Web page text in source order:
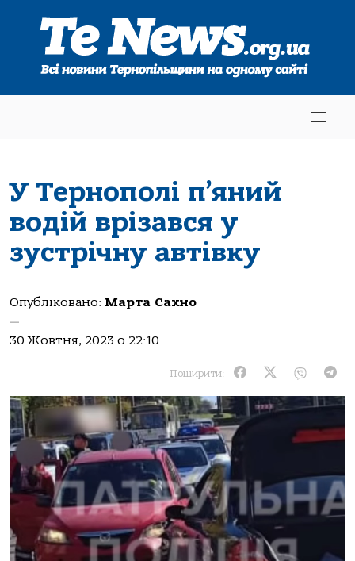
У Тернополі п’яний
водій врізався у
зустрічну автівку
Опубліковано: Марта Сахно
—
30 Жовтня, 2023 о 22:10
Поширити: